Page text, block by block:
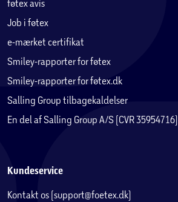
føtex avis
Job i føtex
e-mærket certifikat
Smiley-rapporter for føtex
Smiley-rapporter for føtex.dk
Salling Group tilbagekaldelser
En del af Salling Group A/S (CVR 35954716)
Kundeservice
Kontakt os (support@foetex.dk)